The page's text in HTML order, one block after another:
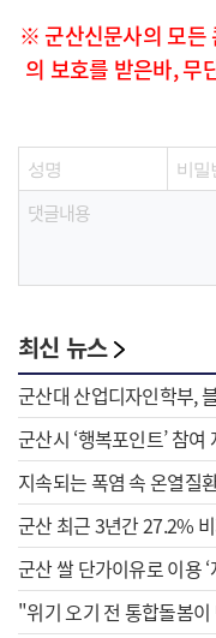
※ 군산신문사의 모든
의 보호를 받은바, 무
최신 뉴스
군산대 산업디자인학부,
군산시 ‘행복포인트’ 참
지속되는 폭염 속 온열질
군산 최근 3년간 27.2%
군산 쌀 단가이유로 이용
"위기 오기 전 통합돌봄이